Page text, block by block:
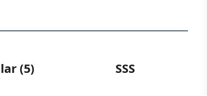
(5) SSS